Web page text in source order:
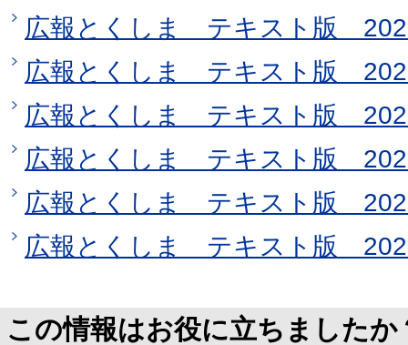
広報とくしま テキスト版
広報とくしま テキスト版
広報とくしま テキスト版
広報とくしま テキスト版
広報とくしま テキスト版
広報とくしま テキスト版
この情報はお役に立ちましたか